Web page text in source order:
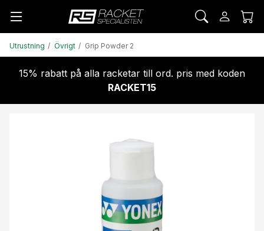
Utrustning Övrigt Grip Powder 2
15% rabatt på alla racketar till ord. pris med koden
RACKET15